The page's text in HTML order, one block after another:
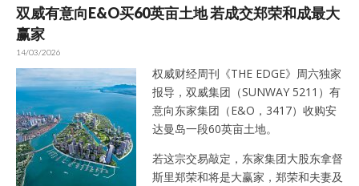
双威有意向E&O买60英亩土地 若成交郑荣和成最大
赢家
14/03/2026
权威财经周刊《THE EDGE》周六独家
报导，双威集团（SUNWAY 5211）有
意向东家集团（E&O，3417）收购安
达曼岛一段60英亩土地。
若这宗交易敲定，东家集团大股东拿督
斯里郑荣和将是大赢家，郑荣和夫妻及